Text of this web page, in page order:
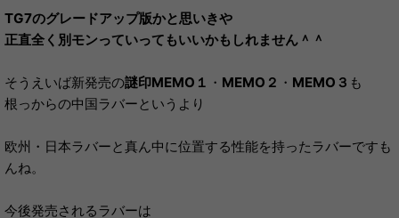
TG7のグレードアップ版かと思いきや
正直全く別モンっていってもいいかもしれません＾＾
そうえいば新発売の謎印MEMO１ ・ MEMO２ ・ MEMO３ も
根っからの中国ラバーというより
欧州・日本ラバーと真ん中に位置する性能を持ったラバーですも
んね。
今後発売されるラバーは